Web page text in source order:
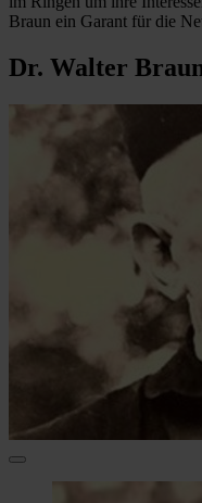
Braun ein Garant für die
Dr. Walter